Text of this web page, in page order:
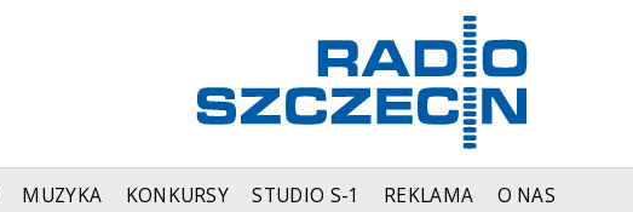
MUZYKA KONKURSY STUDIO S-1 REKLAMA O NAS